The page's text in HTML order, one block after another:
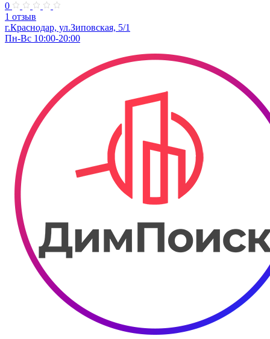
0
1 отзыв
г.Краснодар, ул.Зиповская, 5/1
Пн-Вс 10:00-20:00